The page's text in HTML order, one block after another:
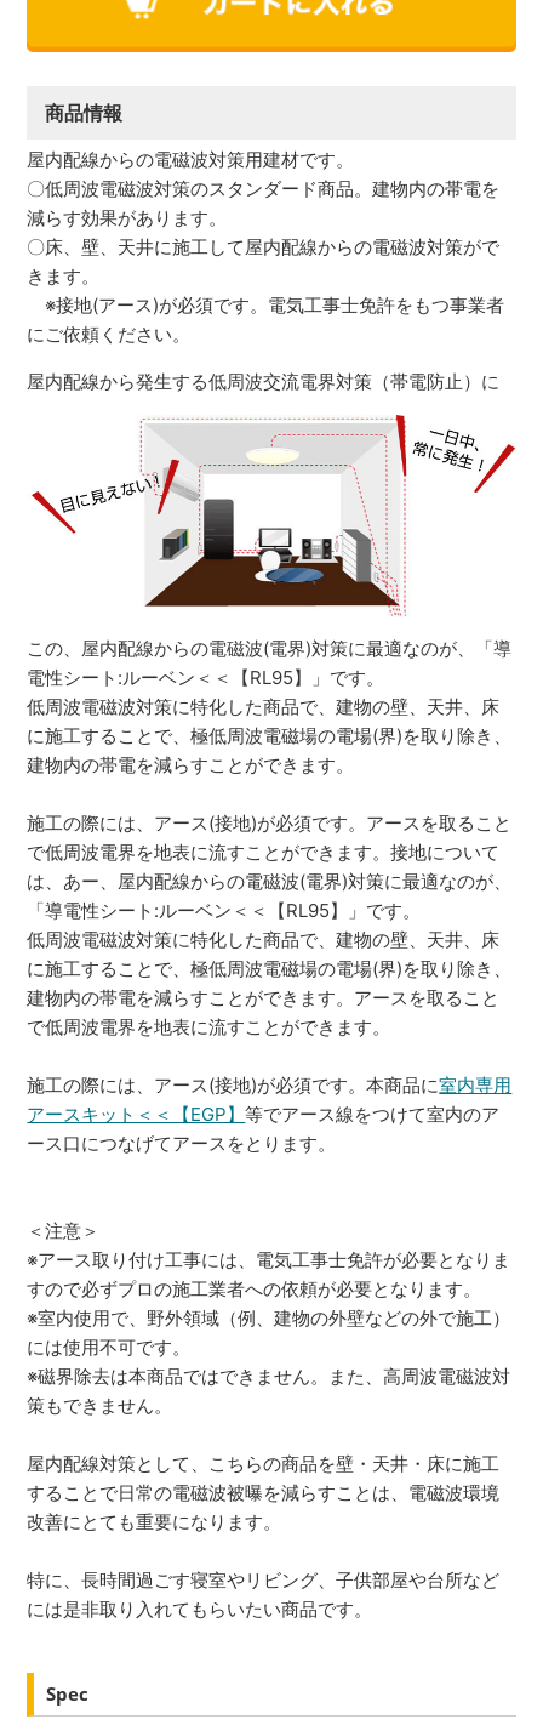
商品情報
屋内配線からの電磁波対策用建材です。
〇低周波電磁波対策のスタンダード商品。建物内の帯電を
減らす効果があります。
〇床、壁、天井に施工して屋内配線からの電磁波対策がで
きます。
※接地(アース)が必須です。電気工事士免許をもつ事業者
にご依頼ください。
屋内配線から発生する低周波交流電界対策（帯電防止）に
この、屋内配線からの電磁波(電界)対策に最適なのが、「導
電性シート:ルーベン＜＜【RL95】」です。
低周波電磁波対策に特化した商品で、建物の壁、天井、床
に施工することで、極低周波電磁場の電場(界)を取り除き、
建物内の帯電を減らすことができます。
施工の際には、アース(接地)が必須です。アースを取ること
で低周波電界を地表に流すことができます。接地について
は、あー、屋内配線からの電磁波(電界)対策に最適なのが、
「導電性シート:ルーベン＜＜【RL95】」です。
低周波電磁波対策に特化した商品で、建物の壁、天井、床
に施工することで、極低周波電磁場の電場(界)を取り除き、
建物内の帯電を減らすことができます。アースを取ること
で低周波電界を地表に流すことができます。
施工の際には、アース(接地)が必須です。本商品に室内専用
アースキット＜＜【EGP】等でアース線をつけて室内のア
ース口につなげてアースをとります。
＜注意＞
※アース取り付け工事には、電気工事士免許が必要となりま
すので必ずプロの施工業者への依頼が必要となります。
※室内使用で、野外領域（例、建物の外壁などの外で施工）
には使用不可です。
※磁界除去は本商品ではできません。また、高周波電磁波対
策もできません。
屋内配線対策として、こちらの商品を壁・天井・床に施工
することで日常の電磁波被曝を減らすことは、電磁波環境
改善にとても重要になります。
特に、長時間過ごす寝室やリビング、子供部屋や台所など
には是非取り入れてもらいたい商品です。
Spec